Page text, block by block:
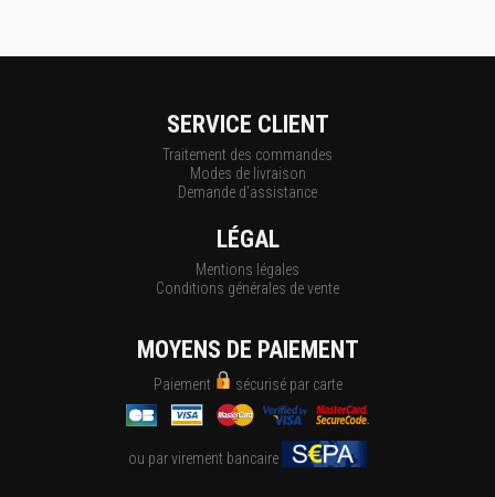
SERVICE CLIENT
Traitement des commandes
Modes de livraison
Demande d'assistance
LÉGAL
Mentions légales
Conditions générales de vente
MOYENS DE PAIEMENT
Paiement sécurisé par carte
ou par virement bancaire